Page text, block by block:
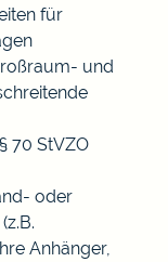
für
und
70 StVZO
oder
Anhänger,